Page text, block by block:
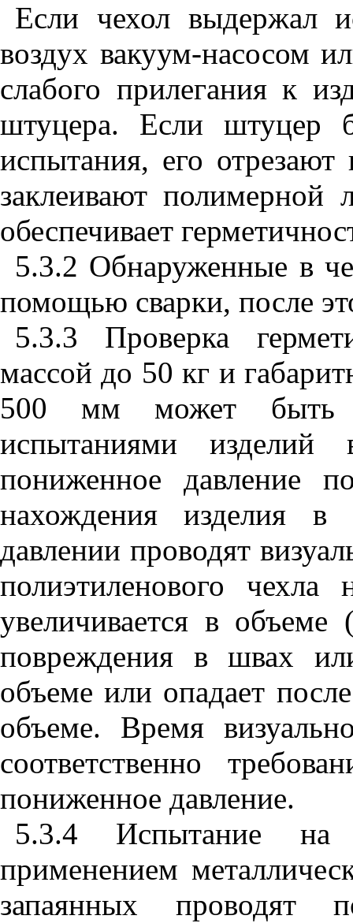
Если чехол выдержал
воздух вакуум-насосом
слабого прилегания к
штуцера. Если штуцер
испытания, его
заклеивают полимерной
обеспечивает
5.3.2 Обнаруженные в
помощью сварки, после
5.3.3 Проверка
массой до 50 кг и
500 мм может быть
испытаниями изделий
пониженное давление
нахождения изделия в
давлении проводят
полиэтиленового
увеличивается в
повреждения в швах
объеме или опадает
объеме. Время
соответственно
пониженное давление.
5.3.4 Испытание на
применением
запаянных проводят